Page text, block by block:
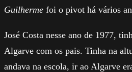
Guilherme foi o pivot há vários
José Costa nesse ano de 1977,
Algarve com os pais. Tinha na
andava na escola, ir ao Algarve